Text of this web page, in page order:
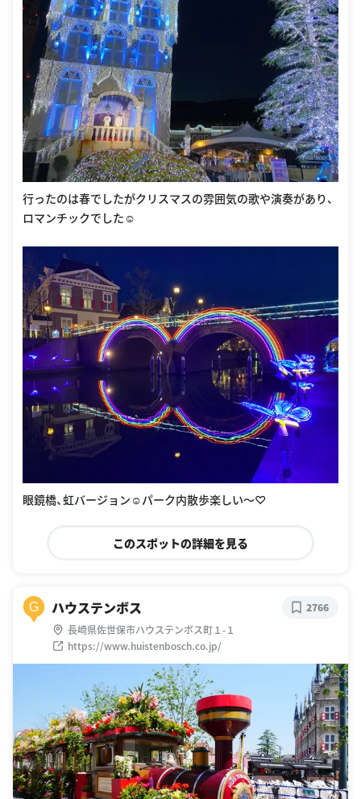
行ったのは春でしたがクリスマスの雰囲気の歌や演奏があり、
ロマンチックでした☺︎
眼鏡橋、虹バージョン☺︎パーク内散歩楽しい〜♡
このスポットの詳細を見る
G ハウステンボス
長崎県佐世保市ハウステンボス町１-１
https://www.huistenbosch.co.jp/
2766